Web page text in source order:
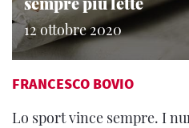
12 ottobre 2020
FRANCESCO BOVIO
Lo sport vince sempre. I